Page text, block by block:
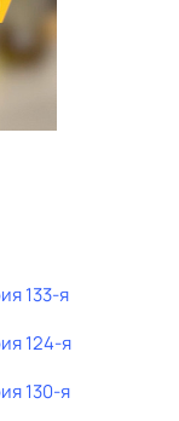
133-я
124-я
130-я